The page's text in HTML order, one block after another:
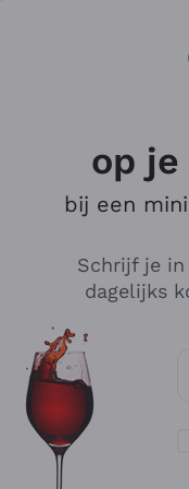
op
bij een
Schrijf je
dagelijks